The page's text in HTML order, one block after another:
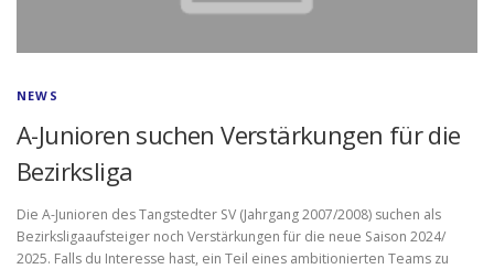
NEWS
A-Junioren suchen Verstärkungen für die
Bezirksliga
Die A-Junioren des Tangstedter SV (Jahrgang 2007/2008) suchen als
Bezirksligaaufsteiger noch Verstärkungen für die neue Saison 2024/
2025. Falls du Interesse hast, ein Teil eines ambitionierten Teams zu